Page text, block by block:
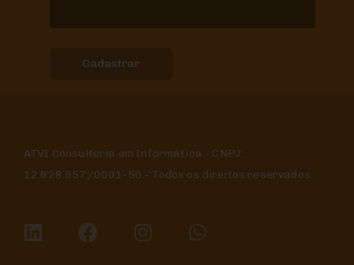
ATVI Consultoria em Informática - CNPJ:
12.628.557/0001-50 - Todos os direitos reservados.